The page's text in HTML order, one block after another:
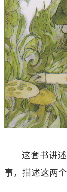
这套书讲
事，描述这两